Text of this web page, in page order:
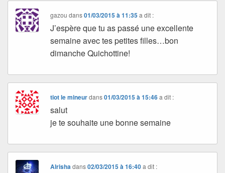
gazou dans01/03/2015 à 11:35 a dit :
J’espère que tu as passé une excellente
semaine avec tes petites filles…bon
dimanche Quichottine!
tiot le mineurdans01/03/2015 à 15:46 a dit :
salut
je te souhaite une bonne semaine
Alrishadans02/03/2015 à 16:40 a dit :